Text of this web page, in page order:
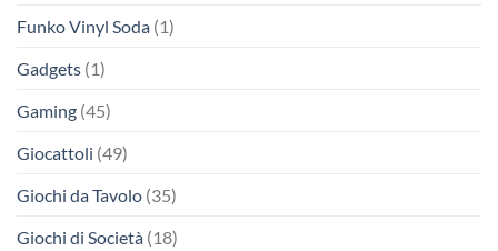
Funko Vinyl Soda (1)
Gadgets (1)
Gaming (45)
Giocattoli (49)
Giochi da Tavolo (35)
Giochi di Società (18)